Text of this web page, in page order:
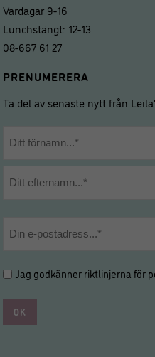
Vardagar 9-16
Lunchstängt: 12-13
08-667 61 27
PRENUMERERA
Ta del av senaste nytt från
Hantering
personuppgifter
*
Jag godkänner riktlinjerna för